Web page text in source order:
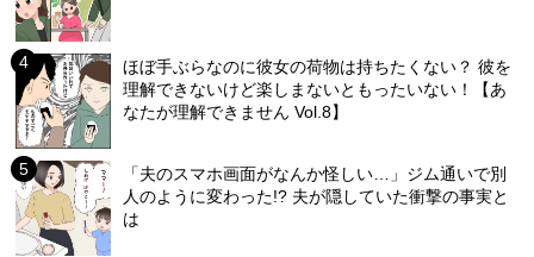
ほぼ手ぶらなのに彼女の荷物は持ちたくない？ 彼を
理解できないけど楽しまないともったいない！【あ
なたが理解できません Vol.8】
「夫のスマホ画面がなんか怪しい…」ジム通いで別
人のように変わった!? 夫が隠していた衝撃の事実と
は